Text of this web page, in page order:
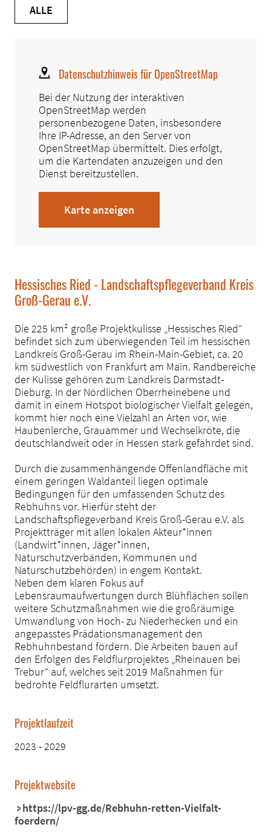
ALLE
Datenschutzhinweis für OpenStreetMap
Bei der Nutzung der interaktiven
OpenStreetMap werden
personenbezogene Daten, insbesondere
Ihre IP-Adresse, an den Server von
OpenStreetMap übermittelt. Dies erfolgt,
um die Kartendaten anzuzeigen und den
Dienst bereitzustellen.
Karte anzeigen
Hessisches Ried - Landschaftspflegeverband Kreis
Groß-Gerau e.V.
Die 225 km² große Projektkulisse „Hessisches Ried“
befindet sich zum überwiegenden Teil im hessischen
Landkreis Groß-Gerau im Rhein-Main-Gebiet, ca. 20
km südwestlich von Frankfurt am Main. Randbereiche
der Kulisse gehören zum Landkreis Darmstadt-
Dieburg. In der Nördlichen Oberrheinebene und
damit in einem Hotspot biologischer Vielfalt gelegen,
kommt hier noch eine Vielzahl an Arten vor, wie
Haubenlerche, Grauammer und Wechselkröte, die
deutschlandweit oder in Hessen stark gefährdet sind.
Durch die zusammenhängende Offenlandfläche mit
einem geringen Waldanteil liegen optimale
Bedingungen für den umfassenden Schutz des
Rebhuhns vor. Hierfür steht der
Landschaftspflegeverband Kreis Groß-Gerau e.V. als
Projektträger mit allen lokalen Akteur*innen
(Landwirt*innen, Jäger*innen,
Naturschutzverbänden, Kommunen und
Naturschutzbehörden) in engem Kontakt.
Neben dem klaren Fokus auf
Lebensraumaufwertungen durch Blühflächen sollen
weitere Schutzmaßnahmen wie die großräumige
Umwandlung von Hoch- zu Niederhecken und ein
angepasstes Prädationsmanagement den
Rebhuhnbestand fördern. Die Arbeiten bauen auf
den Erfolgen des Feldflurprojektes „Rheinauen bei
Trebur“ auf, welches seit 2019 Maßnahmen für
bedrohte Feldflurarten umsetzt.
Projektlaufzeit
2023 - 2029
Projektwebsite
https://lpv-gg.de/Rebhuhn-retten-Vielfalt-
foerdern/